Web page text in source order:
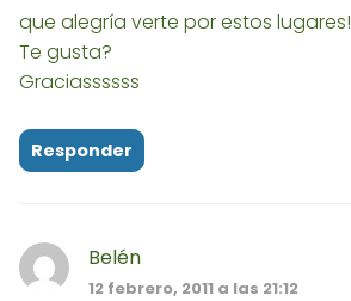
que alegría verte por estos lugares!
Te gusta?
Graciassssss
Responder
Belén
12 febrero, 2011 a las 21:12